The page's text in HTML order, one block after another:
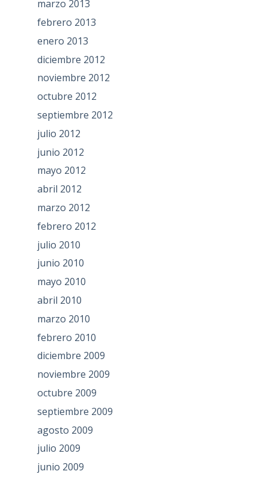
marzo 2013
febrero 2013
enero 2013
diciembre 2012
noviembre 2012
octubre 2012
septiembre 2012
julio 2012
junio 2012
mayo 2012
abril 2012
marzo 2012
febrero 2012
julio 2010
junio 2010
mayo 2010
abril 2010
marzo 2010
febrero 2010
diciembre 2009
noviembre 2009
octubre 2009
septiembre 2009
agosto 2009
julio 2009
junio 2009